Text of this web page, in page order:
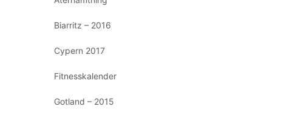
Biarritz – 2016
Cypern 2017
Fitnesskalender
Gotland – 2015